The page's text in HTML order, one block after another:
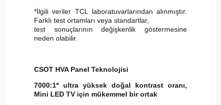
*İlgili veriler TCL laboratuvarlarından alınmıştır.
Farklı test ortamları veya standartlar,
test sonuçlarının değişkenlik göstermesine
neden olabilir.
CSOT HVA Panel Teknolojisi
7000:1* ultra yüksek doğal kontrast oranı,
Mini LED TV için mükemmel bir ortak